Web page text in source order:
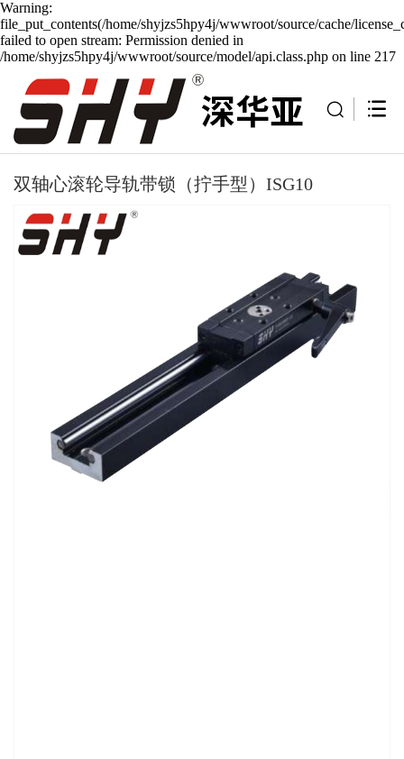
Warning:
file_put_contents(/home/shyjzs5hpy4j/wwwroot/source/cache/
failed to open stream: Permission denied in
/home/shyjzs5hpy4j/wwwroot/source/model/api.class.php on line 217
双轴心滚轮导轨带锁（拧手型）ISG10